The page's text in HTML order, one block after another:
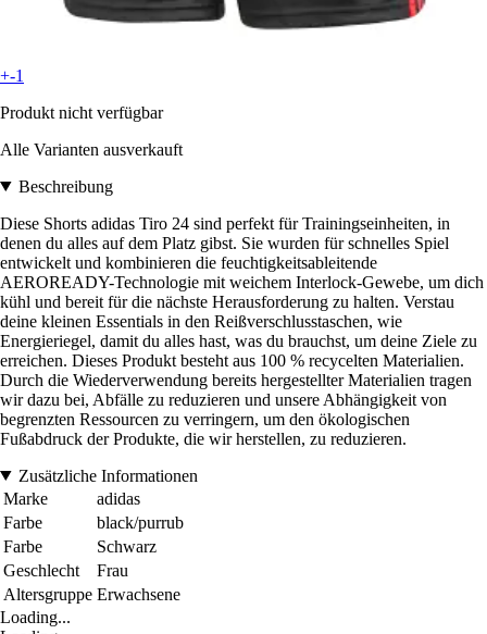
+-1
Produkt nicht verfügbar
Alle Varianten ausverkauft
Beschreibung
Diese Shorts adidas Tiro 24 sind perfekt für Trainingseinheiten, in
denen du alles auf dem Platz gibst. Sie wurden für schnelles Spiel
entwickelt und kombinieren die feuchtigkeitsableitende
AEROREADY-Technologie mit weichem Interlock-Gewebe, um dich
kühl und bereit für die nächste Herausforderung zu halten. Verstau
deine kleinen Essentials in den Reißverschlusstaschen, wie
Energieriegel, damit du alles hast, was du brauchst, um deine Ziele zu
erreichen. Dieses Produkt besteht aus 100 % recycelten Materialien.
Durch die Wiederverwendung bereits hergestellter Materialien tragen
wir dazu bei, Abfälle zu reduzieren und unsere Abhängigkeit von
begrenzten Ressourcen zu verringern, um den ökologischen
Fußabdruck der Produkte, die wir herstellen, zu reduzieren.
Zusätzliche Informationen
Marke
adidas
Farbe
black/purrub
Farbe
Schwarz
Geschlecht
Frau
Altersgruppe Erwachsene
Loading...